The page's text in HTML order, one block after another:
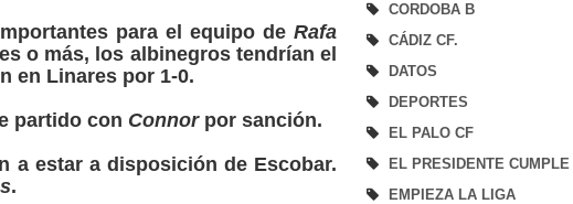
CORDOBA B
CÁDIZ CF.
DATOS
DEPORTES
EL PALO CF
EL PRESIDENTE CUMPLE
EMPIEZA LA LIGA
para el equipo de Rafa
o más, los albinegros tendrían el
en Linares por 1-0.
partido con Connorpor sanción.
a estar a disposición de Escobar.
.